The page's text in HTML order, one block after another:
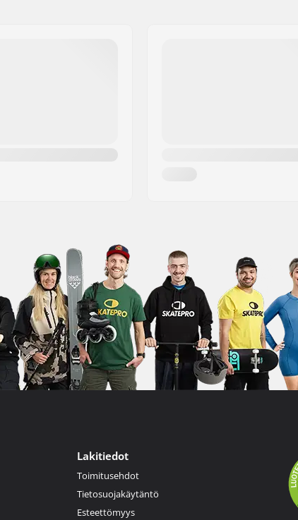
Lakitiedot
Toimitusehdot
Tietosuojakäytäntö
Esteettömyys